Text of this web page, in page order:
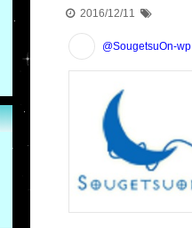
2016/12/11
@SougetsuOn-wp